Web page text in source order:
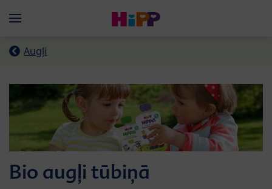
Menü
Augļi
Bio augļi tūbiņā